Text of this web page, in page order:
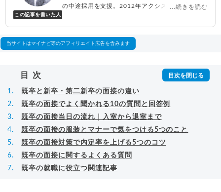
この記事を書いた人
の中途採用を支援。2012年アクシス(株)設立、代
べらない転職エージェント
...続きを読む
当サイトはマイナビ等のアフィリエイト広告を含みます
目次
既卒と新卒・第二新卒の面接の違い
既卒の面接でよく聞かれる10の質問と回答例
既卒の面接当日の流れ｜入室から退室まで
既卒の面接の服装とマナーで気をつける5つのこと
既卒の面接対策で内定率を上げる5つのコツ
既卒の面接に関するよくある質問
既卒の就職に役立つ関連記事